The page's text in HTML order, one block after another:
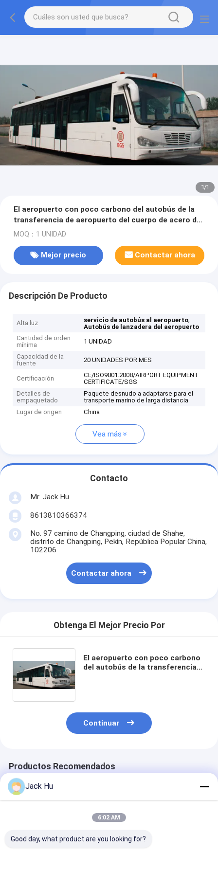
1/1
El aeropuerto con poco carbono del autobús de la
transferencia de aeropuerto del cuerpo de acero de
aleación entrena la base de rueda de 5100m m
MOQ：1 UNIDAD
Mejor precio Contactar ahora
Descripción De Producto
Alta luz servicio de autobús al aeropuerto,
Autobús de lanzadera del aeropuerto
Cantidad de orden
mínima
1 UNIDAD
Capacidad de la
fuente
20 UNIDADES POR MES
Certificación
CE/ISO9001:2008/AIRPORT EQUIPMENT
CERTIFICATE/SGS
Detalles de
empaquetado
Paquete desnudo a adaptarse para el
transporte marino de larga distancia
Lugar de origen
China
Vea más
Contacto
Mr. Jack Hu
8613810366374
No. 97 camino de Changping, ciudad de Shahe,
distrito de Changping, Pekín, República Popular China,
102206
Contactar ahora
Obtenga El Mejor Precio Por
El aeropuerto con poco carbono
del autobús de la transferencia
Continuar
Productos Recomendados
Jack Hu
6:02 AM
Good day, what product are you looking for?